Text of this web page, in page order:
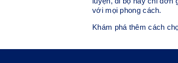
với mọi phong cách.
Khám phá thêm cách